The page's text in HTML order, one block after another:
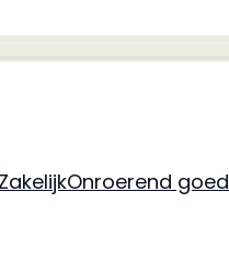
ZakelijkOnroerend goed